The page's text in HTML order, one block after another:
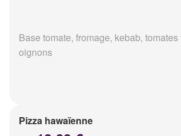
Base tomate, fromage, kebab, tomates
oignons
Pizza hawaïenne